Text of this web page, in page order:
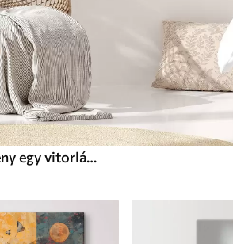
Képek Tájkép festmény egy vitorlással a nyugodt tengeren, narancssárga és sárga égbolt, távoli hegyek